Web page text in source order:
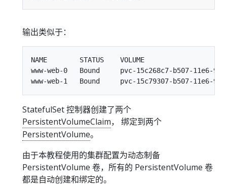
输出类似于：
NAME        STATUS    VOLUME
www-web-0   Bound     pvc-15c268c7-b507-
StatefulSet 控制器创建了两个
PersistentVolumeClaim， 绑定到两个
PersistentVolume。
由于本教程使用的集群配置为动态制备
PersistentVolume 卷，所有的 PersistentVolume 卷
都是自动创建和绑定的。